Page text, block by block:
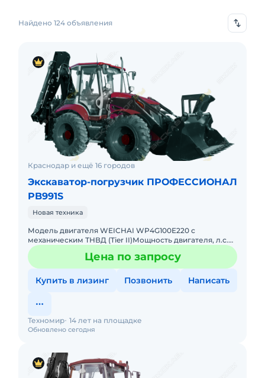
Найдено 124 объявления
Краснодар и ещё 16 городов
Экскаватор-погрузчик ПРОФЕССИОНАЛ
PB991S
Новая техника
Модель двигателя WEICHAI WP4G100E220 с
механическим ТНВД (Tier II)Мощность двигателя, л.с.
(кВт) / объем двигателя, л. 100,6 (74) / 4,5Максимальный
крутящий мом
Цена по запросу
Купить в лизинг Позвонить Написать
Обновлено сегодня
Техномир 14 лет на площадке